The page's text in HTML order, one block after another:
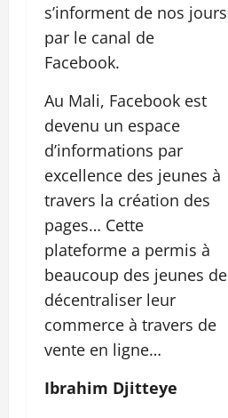
s’informent de nos jours
par le canal de
Facebook.
Au Mali, Facebook est
devenu un espace
d’informations par
excellence des jeunes à
travers la création des
pages… Cette
plateforme a permis à
beaucoup des jeunes de
décentraliser leur
commerce à travers de
vente en ligne…
Ibrahim Djitteye